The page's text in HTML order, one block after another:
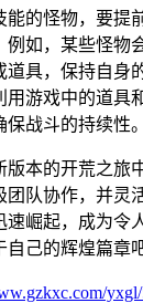
能的怪物，要提
例如，某些怪物
道具，保持自身
用游戏中的道具
战斗的持续性。
版本的开荒之旅
团队协作，并灵
速崛起，成为令
己的辉煌篇章吧